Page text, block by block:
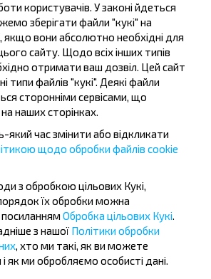
якісь обмеження
шукати билеты
користувачів. У законі йдеться
зберігати файли "кукі" на
якщо вони абсолютно необхідні для
сайту. Щодо всіх інших типів
отримати ваш дозвіл. Цей сайт
типи файлів "кукі". Деякі файли
сторонніми сервісами, що
наших сторінках.
час змінити або відкликати
щодо обробки файлів cookie
з обробкою цільових Кукі,
їх обробки можна
Обробка цільових Кукі.
з нашої Політики обробки
, хто ми такі, як ви можете
як ми обробляємо особисті дані.